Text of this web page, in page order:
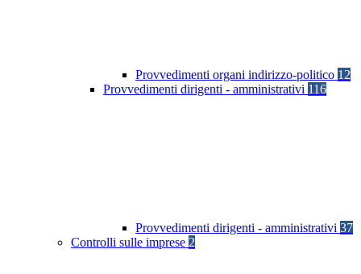
Provvedimenti organi indirizzo-politico 12
Provvedimenti dirigenti - amministrativi 116
Provvedimenti dirigenti - amministrativi 37
Controlli sulle imprese 2